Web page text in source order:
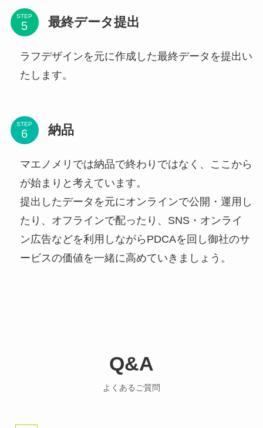
STEP 最終データ提出
ラフデザインを元に作成した最終データを提出い
たします。
STEP 納品
マエノメリでは納品で終わりではなく、ここから
が始まりと考えています。
提出したデータを元にオンラインで公開・運用し
たり、オフラインで配ったり、SNS・オンライ
ン広告などを利用しながらPDCAを回し御社のサ
ービスの価値を一緒に高めていきましょう。
Q&A
よくあるご質問